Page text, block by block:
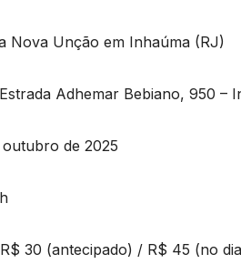
Nova Unção em Inhaúma (RJ)
Estrada Adhemar Bebiano, 950 –
outubro de 2025
R$ 30 (antecipado) / R$ 45 (no